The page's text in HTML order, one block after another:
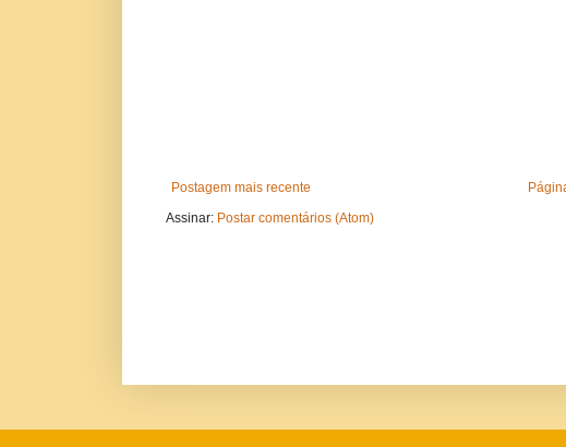
Postagem mais recente
Assinar: Postar comentários (Atom)